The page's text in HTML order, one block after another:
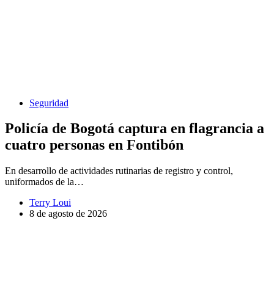
Seguridad
Policía de Bogotá captura en flagrancia a
cuatro personas en Fontibón
En desarrollo de actividades rutinarias de registro y control,
uniformados de la…
Terry Loui
8 de agosto de 2026